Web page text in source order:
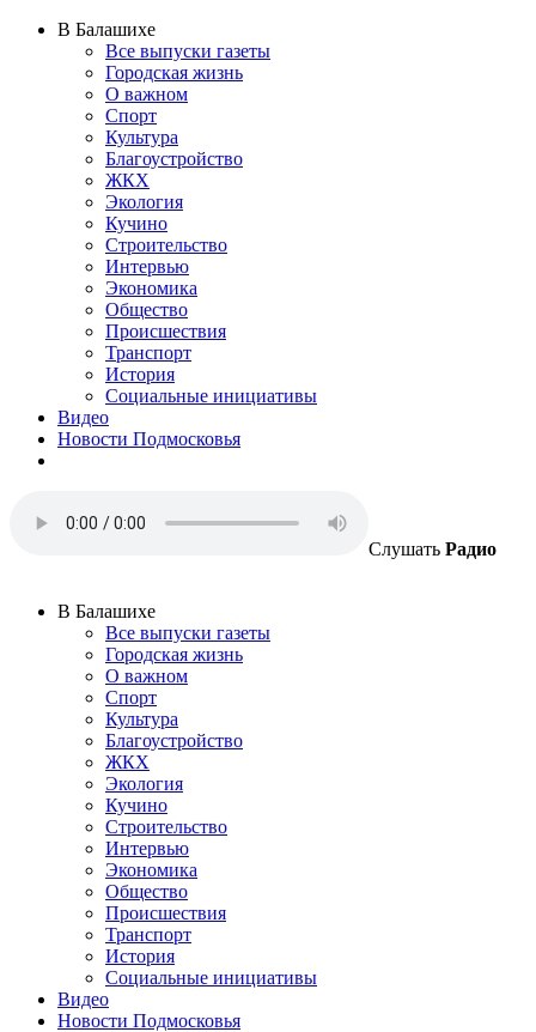
В Балашихе
Все выпуски газеты
Городская жизнь
О важном
Спорт
Культура
Благоустройство
ЖКХ
Экология
Кучино
Строительство
Интервью
Экономика
Общество
Происшествия
Транспорт
История
Социальные инициативы
Видео
Новости Подмосковья
Слушать Радио
В Балашихе
Все выпуски газеты
Городская жизнь
О важном
Спорт
Культура
Благоустройство
ЖКХ
Экология
Кучино
Строительство
Интервью
Экономика
Общество
Происшествия
Транспорт
История
Социальные инициативы
Видео
Новости Подмосковья